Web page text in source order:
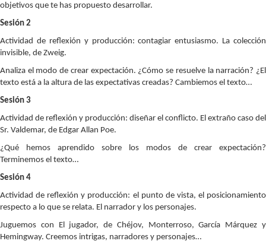
objetivos que te has propuesto desarrollar.
Sesión 2
Actividad de reflexión y producción: contagiar entusiasmo. La colección
invisible, de Zweig.
Analiza el modo de crear expectación. ¿Cómo se resuelve la narración? ¿El
texto está a la altura de las expectativas creadas? Cambiemos el texto…
Sesión 3
Actividad de reflexión y producción: diseñar el conflicto. El extraño caso del
Sr. Valdemar, de Edgar Allan Poe.
¿Qué hemos aprendido sobre los modos de crear expectación?
Terminemos el texto…
Sesión 4
Actividad de reflexión y producción: el punto de vista, el posicionamiento
respecto a lo que se relata. El narrador y los personajes.
Juguemos con El jugador, de Chéjov, Monterroso, García Márquez y
Hemingway. Creemos intrigas, narradores y personajes…